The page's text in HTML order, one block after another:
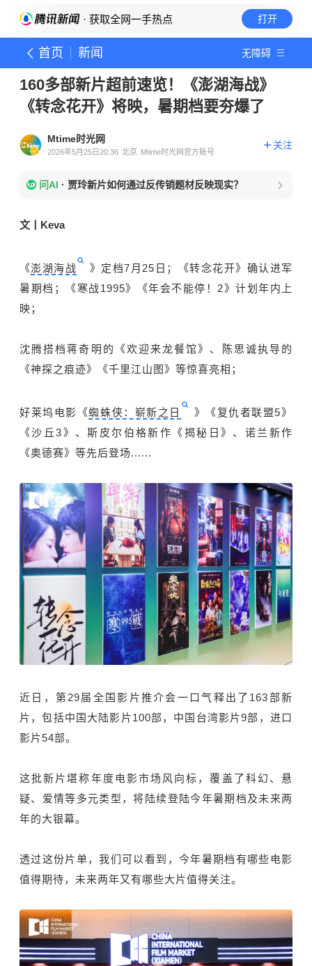
· 获取全网一手热点 打开
首页 新闻 无障碍
160多部新片超前速览！《澎湖海战》
《转念花开》将映，暑期档要夯爆了
Mtime时光网
2026年5月25日20:36 北京 Mtime时光网官方账号
关注
问AI · 贾玲新片如何通过反传销题材反映现实？
文丨Keva
《澎湖海战
》定档7月25日；《转念花开》确认进军
暑期档；《寒战1995》《年会不能停！2》计划年内上
映；
沈腾搭档蒋奇明的《欢迎来龙餐馆》、陈思诚执导的
《神探之痕迹》《千里江山图》等惊喜亮相；
好莱坞电影《蜘蛛侠：崭新之日
》《复仇者联盟5》
《沙丘3》、斯皮尔伯格新作《揭秘日》、诺兰新作
《奥德赛》等先后登场......
近日，第29届全国影片推介会一口气释出了163部新
片，包括中国大陆影片100部，中国台湾影片9部，进口
影片54部。
这批新片堪称年度电影市场风向标，覆盖了科幻、悬
疑、爱情等多元类型，将陆续登陆今年暑期档及未来两
年的大银幕。
透过这份片单，我们可以看到，今年暑期档有哪些电影
值得期待，未来两年又有哪些大片值得关注。